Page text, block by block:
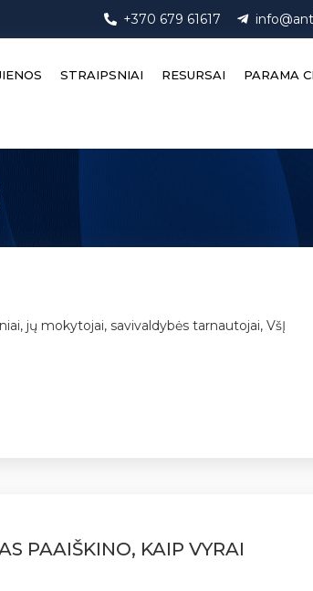
+370 679 61617
STRAIPSNIAI RESURSAI PARAMA
jų mokytojai, savivaldybės tarnautojai, VšĮ
PAAIŠKINO, KAIP VYRAI